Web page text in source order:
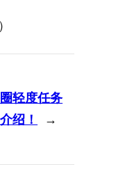
轻度任务
绍！
→